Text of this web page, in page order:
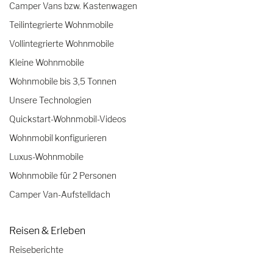
Camper Vans bzw. Kastenwagen
Teilintegrierte Wohnmobile
Vollintegrierte Wohnmobile
Kleine Wohnmobile
Wohnmobile bis 3,5 Tonnen
Unsere Technologien
Quickstart-Wohnmobil-Videos
Wohnmobil konfigurieren
Luxus-Wohnmobile
Wohnmobile für 2 Personen
Camper Van-Aufstelldach
Reisen & Erleben
Reiseberichte